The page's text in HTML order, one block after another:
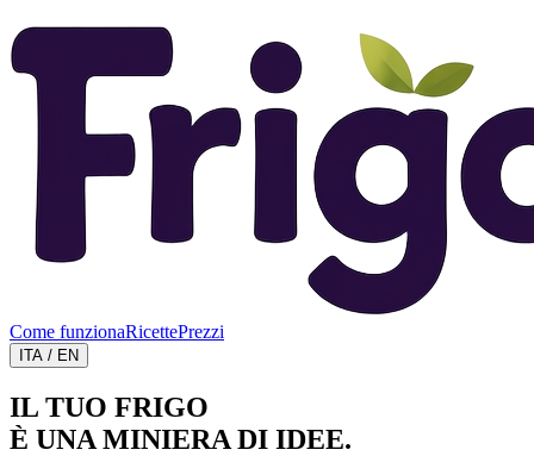
Come funzionaRicettePrezzi
ITA / EN
IL TUO FRIGO
È UNA MINIERA DI IDEE.